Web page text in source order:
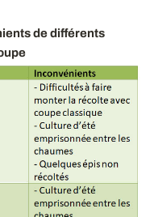
de différents